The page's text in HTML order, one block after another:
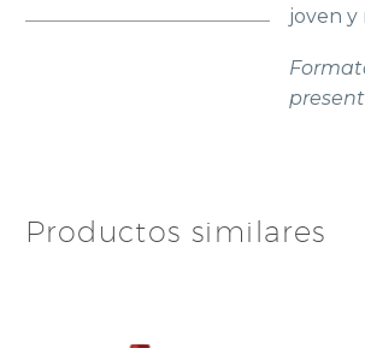
joven y
Productos similares